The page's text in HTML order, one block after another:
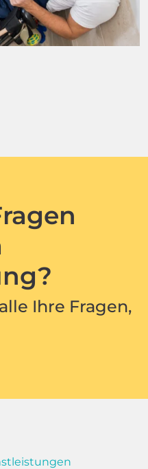
Ihre Fragen,